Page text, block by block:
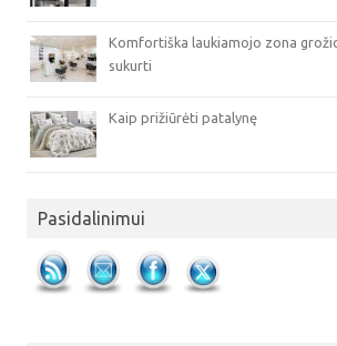
Komfortiška laukiamojo zona
sukurti
Kaip prižiūrėti patalynę
Pasidalinimui